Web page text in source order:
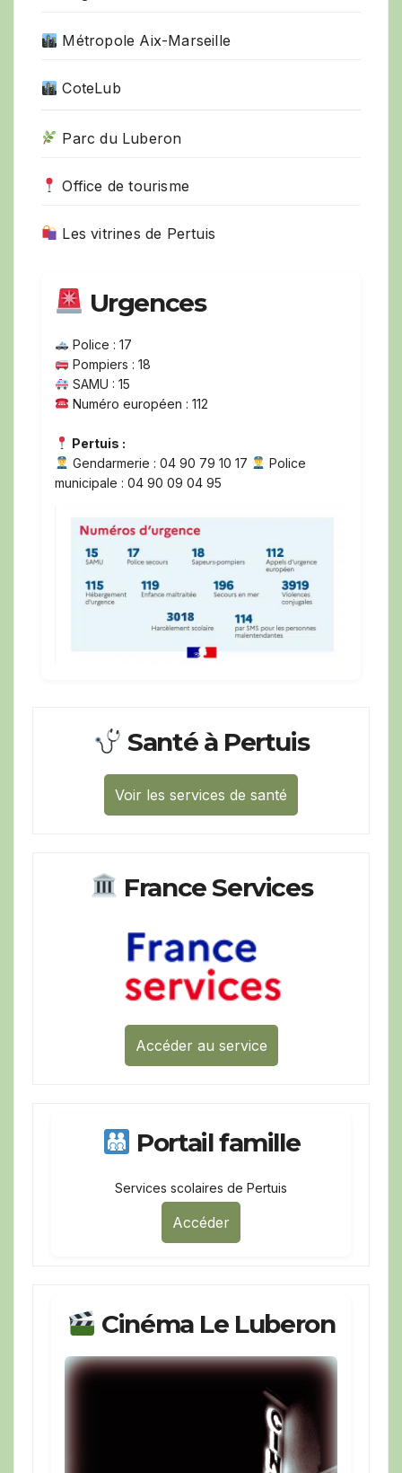
Métropole Aix-Marseille
CoteLub
Parc du Luberon
Office de tourisme
Les vitrines de Pertuis
Urgences
Police : 17
Pompiers : 18
SAMU : 15
Numéro européen : 112
Pertuis :
Gendarmerie : 04 90 79 10 17
Police
municipale : 04 90 09 04 95
Santé à Pertuis
Voir les services de santé
France Services
Accéder au service
Portail famille
Services scolaires de Pertuis
Accéder
Cinéma Le Luberon